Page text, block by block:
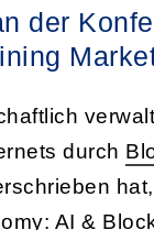
der
durch
AI &